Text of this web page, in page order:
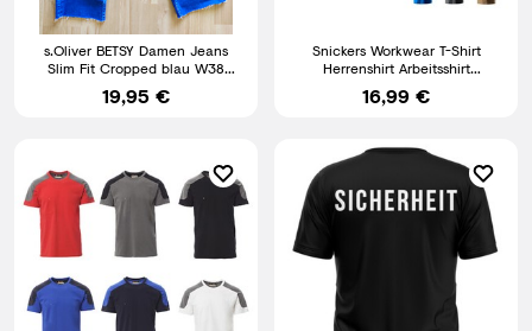
s.Oliver BETSY Damen Jeans
Slim Fit Cropped blau W38
Knopfleiste Stretch
19,95 €
Snickers Workwear T-Shirt
Herrenshirt Arbeitsshirt
Arbeitskleidung Baumwollshirt
16,99 €